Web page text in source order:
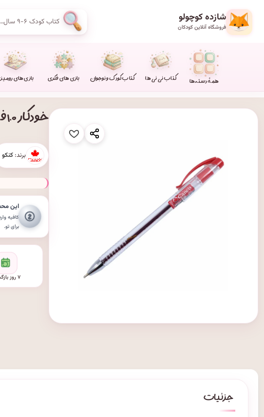
شازده کوچولو
فروشگاه آنلاین کودکان
همهٔ دسته‌ها کتاب نی نی ها کتاب کودک و نوجوان بازی های فکری بازی های
خودکار ۱.۰ فینو رنگی قرمز تیره کنکو
برند: کنکو
این
کافیه
برای تو.
۷ روز بازگشت